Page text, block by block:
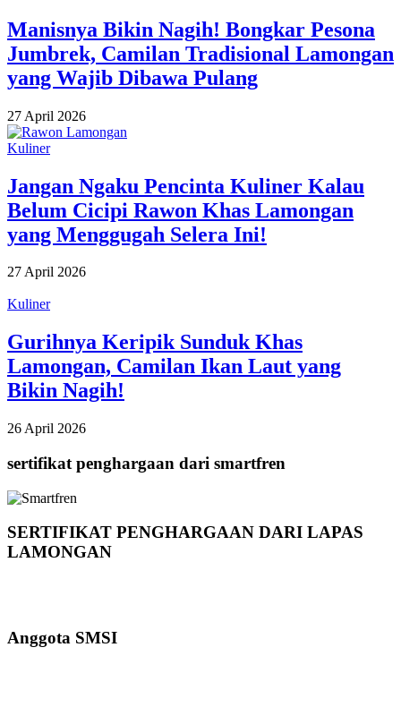
Manisnya Bikin Nagih! Bongkar Pesona
Jumbrek, Camilan Tradisional Lamongan
yang Wajib Dibawa Pulang
27 April 2026
Kuliner
Jangan Ngaku Pencinta Kuliner Kalau
Belum Cicipi Rawon Khas Lamongan
yang Menggugah Selera Ini!
27 April 2026
Kuliner
Gurihnya Keripik Sunduk Khas
Lamongan, Camilan Ikan Laut yang
Bikin Nagih!
26 April 2026
sertifikat penghargaan dari smartfren
SERTIFIKAT PENGHARGAAN DARI LAPAS
LAMONGAN
Anggota SMSI